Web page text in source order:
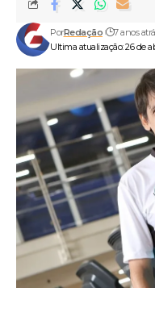
Ultima atualização: 26 de
PorRedação 7 anos